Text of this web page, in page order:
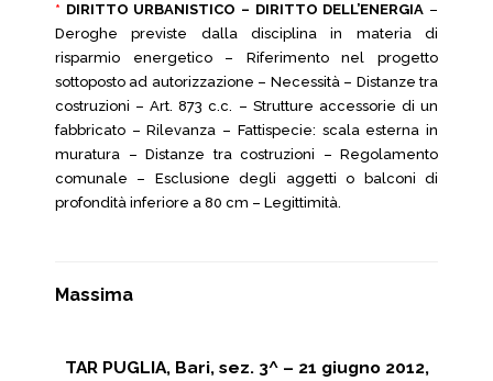
* DIRITTO URBANISTICO – DIRITTO DELL’ENERGIA –
Deroghe previste dalla disciplina in materia di
risparmio energetico – Riferimento nel progetto
sottoposto ad autorizzazione – Necessità – Distanze tra
costruzioni – Art. 873 c.c. – Strutture accessorie di un
fabbricato – Rilevanza – Fattispecie: scala esterna in
muratura – Distanze tra costruzioni – Regolamento
comunale – Esclusione degli aggetti o balconi di
profondità inferiore a 80 cm – Legittimità.
Massima
TAR PUGLIA, Bari, sez. 3^ – 21 giugno 2012,